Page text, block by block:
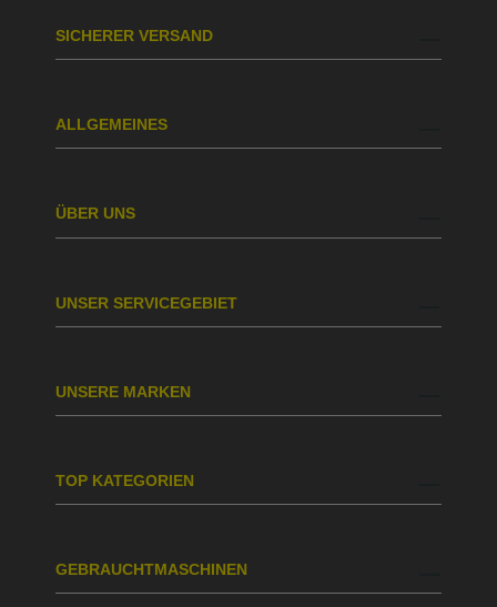
SICHERER VERSAND
ALLGEMEINES
ÜBER UNS
UNSER SERVICEGEBIET
UNSERE MARKEN
TOP KATEGORIEN
GEBRAUCHTMASCHINEN